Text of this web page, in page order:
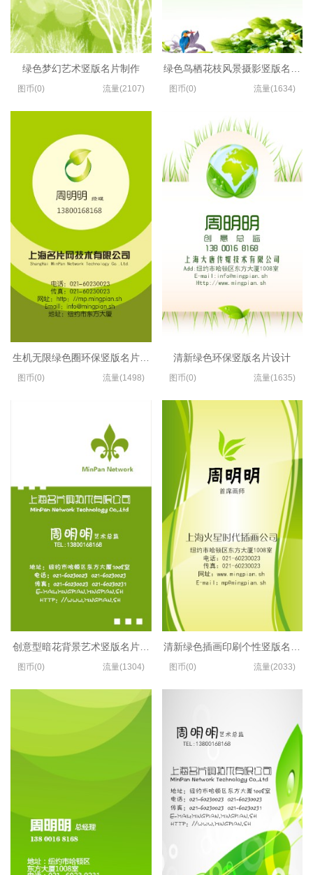
绿色梦幻艺术竖版名片制作
图币(0) 流量(2107)
生机无限绿色圈环保竖版名片设计
图币(0) 流量(1498)
创意型暗花背景艺术竖版名片模板
图币(0) 流量(1304)
绿色鸟栖花枝风景摄影竖版名片设
图币(0) 流量(1634)
清新绿色环保竖版名片设计
图币(0) 流量(1635)
清新绿色插画印刷个性竖版名片模
图币(0) 流量(2033)